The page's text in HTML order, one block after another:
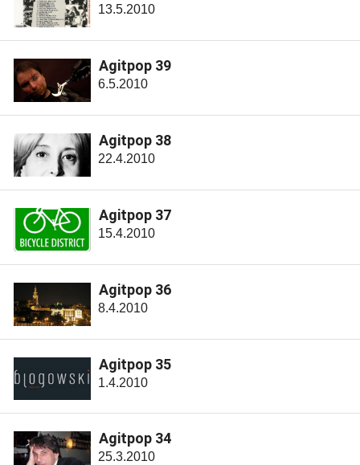
13.5.2010
Agitpop 39
6.5.2010
Agitpop 38
22.4.2010
Agitpop 37
15.4.2010
Agitpop 36
8.4.2010
Agitpop 35
1.4.2010
Agitpop 34
25.3.2010